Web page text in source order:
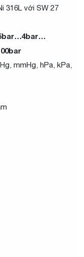
316L với SW 27
mmHg, hPa, kPa,